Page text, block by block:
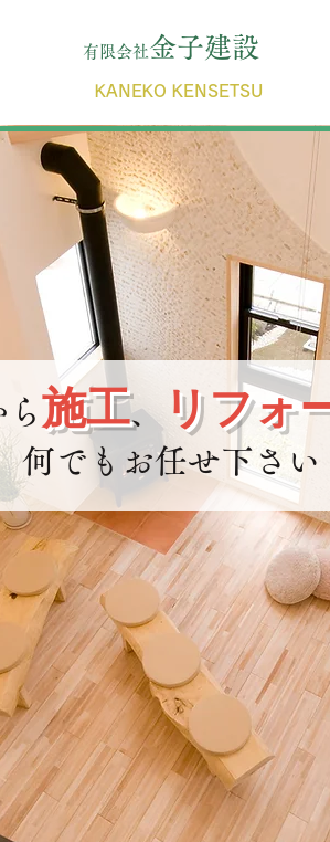
有限会社金子建設
KANEKO KENSETSU
施工、 リフォ
何でもお任せ下さい